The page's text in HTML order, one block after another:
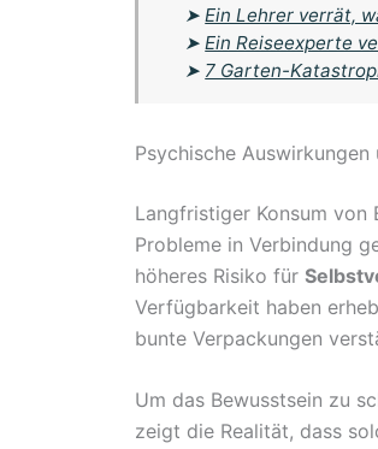
➤Ein Lehrer verrät,
➤Ein Reiseexperte
➤ 7 Garten-
Psychische
Langfristiger Konsum
Probleme in Verbindung
höheres Risiko für
Verfügbarkeit haben
bunte Verpackungen
Um das Bewusstsein zu
zeigt die Realität, dass